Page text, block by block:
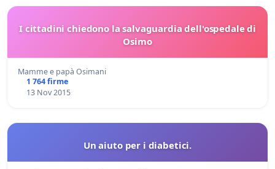
I cittadini chiedono la salvaguardia dell'ospedale di
Osimo
Mamme e papà Osimani
1 764 firme
13 Nov 2015
Un aiuto per i diabetici.